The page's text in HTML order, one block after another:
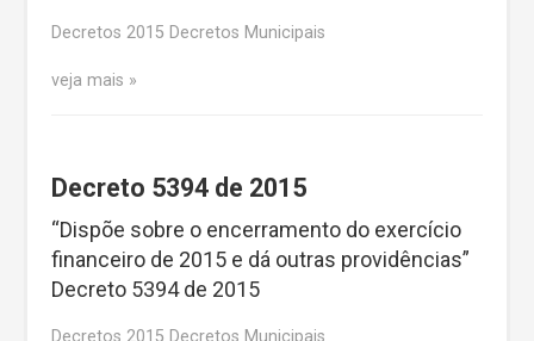
Decretos 2015 Decretos Municipais
veja mais
Decreto 5394 de 2015
“Dispõe sobre o encerramento do exercício
financeiro de 2015 e dá outras providências”
Decreto 5394 de 2015